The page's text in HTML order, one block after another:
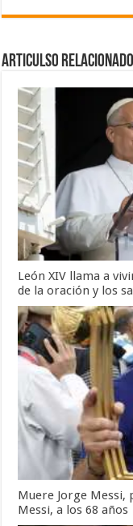
Articulso
León XIV llama a
de la oración y los
Muere Jorge Messi,
Messi, a los 68 años